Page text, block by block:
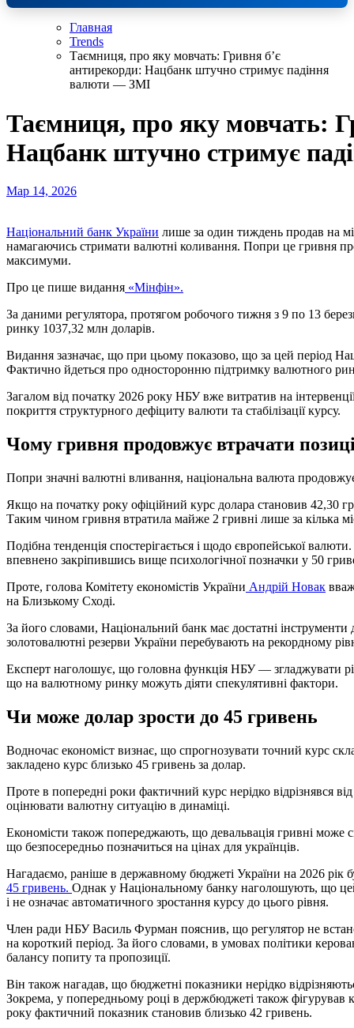
Главная
Trends
Таємниця, про яку мовчать: Гривня б’є
антирекорди: Нацбанк штучно стримує падіння
валюти — ЗМІ
Таємниця, про яку мовчать:
Нацбанк штучно стримує
Мар 14, 2026
Національний банк України лише за один тиждень продав на
намагаючись стримати валютні коливання. Попри це гривня
максимуми.
Про це пише видання «Мінфін».
За даними регулятора, протягом робочого тижня з 9 по 13
ринку 1037,32 млн доларів.
Видання зазначає, що при цьому показово, що за цей період
Фактично йдеться про односторонню підтримку валютного
Загалом від початку 2026 року НБУ вже витратив на
покриття структурного дефіциту валюти та стабілізації курсу.
Чому гривня продовжує втрачати
Попри значні валютні вливання, національна валюта
Якщо на початку року офіційний курс долара становив 42,30
Таким чином гривня втратила майже 2 гривні лише за кілька
Подібна тенденція спостерігається і щодо європейської
впевнено закріпившись вище психологічної позначки у 50
Проте, голова Комітету економістів України Андрій Новак
на Близькому Сході.
За його словами, Національний банк має достатні інструменти
золотовалютні резерви України перебувають на рекордному
Експерт наголошує, що головна функція НБУ — згладжувати
що на валютному ринку можуть діяти спекулятивні фактори.
Чи може долар зрости до 45 гривень
Водночас економіст визнає, що спрогнозувати точний курс
закладено курс близько 45 гривень за долар.
Проте в попередні роки фактичний курс нерідко відрізнявся
оцінювати валютну ситуацію в динаміці.
Економісти також попереджають, що девальвація гривні може
що безпосередньо позначиться на цінах для українців.
Нагадаємо, раніше в державному бюджеті України на 2026 рік
45 гривень. Однак у Національному банку наголошують, що
і не означає автоматичного зростання курсу до цього рівня.
Член ради НБУ Василь Фурман пояснив, що регулятор не
на короткий період. За його словами, в умовах політики
балансу попиту та пропозиції.
Він також нагадав, що бюджетні показники нерідко
Зокрема, у попередньому році в держбюджеті також фігурував
року фактичний показник становив близько 42 гривень.